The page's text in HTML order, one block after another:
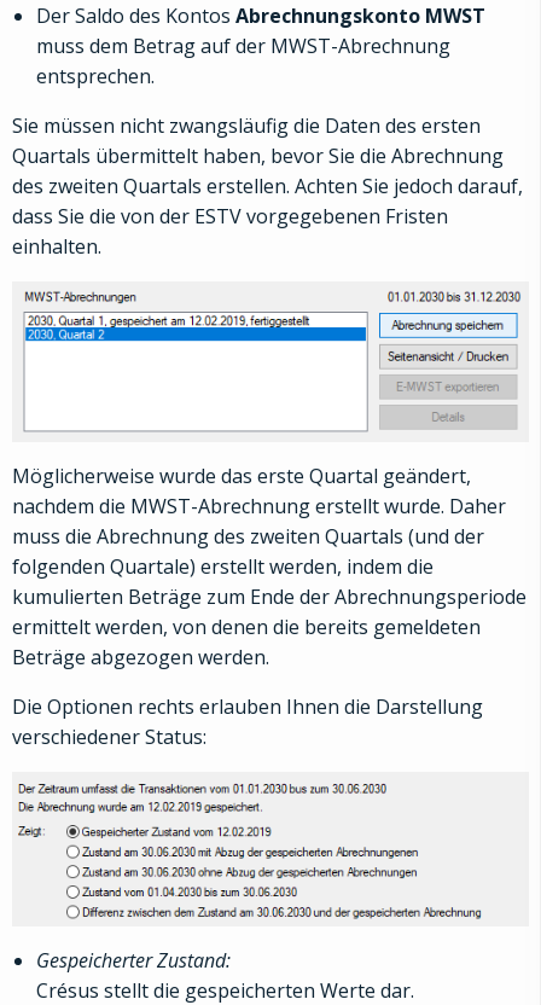
Der Saldo des Kontos Abrechnungskonto MWST
muss dem Betrag auf der MWST-Abrechnung
entsprechen.
Sie müssen nicht zwangsläufig die Daten des ersten
Quartals übermittelt haben, bevor Sie die Abrechnung
des zweiten Quartals erstellen. Achten Sie jedoch darauf,
dass Sie die von der ESTV vorgegebenen Fristen
einhalten.
Möglicherweise wurde das erste Quartal geändert,
nachdem die MWST-Abrechnung erstellt wurde. Daher
muss die Abrechnung des zweiten Quartals (und der
folgenden Quartale) erstellt werden, indem die
kumulierten Beträge zum Ende der Abrechnungsperiode
ermittelt werden, von denen die bereits gemeldeten
Beträge abgezogen werden.
Die Optionen rechts erlauben Ihnen die Darstellung
verschiedener Status:
Gespeicherter Zustand:
Crésus stellt die gespeicherten Werte dar.